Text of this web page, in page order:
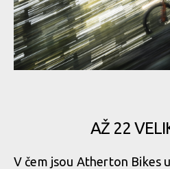
Hliníkové verze jsou označeny
AŽ 22
V čem jsou Atherton Bikes